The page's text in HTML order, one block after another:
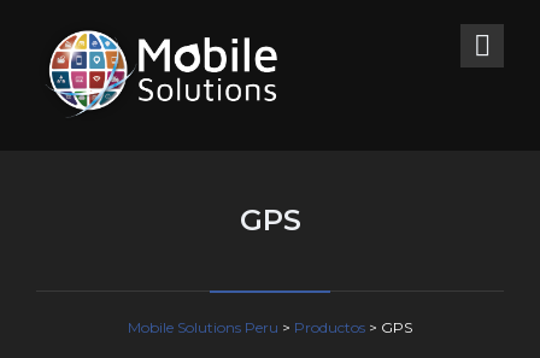
GPS
Mobile Solutions Peru > Productos > GPS